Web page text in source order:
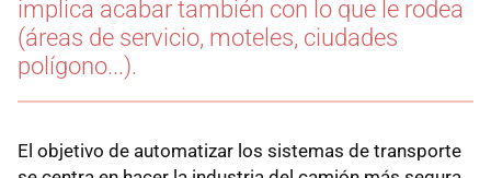
implica acabar también con lo que le rodea
(áreas de servicio, moteles, ciudades
polígono...).
El objetivo de automatizar los sistemas de transporte